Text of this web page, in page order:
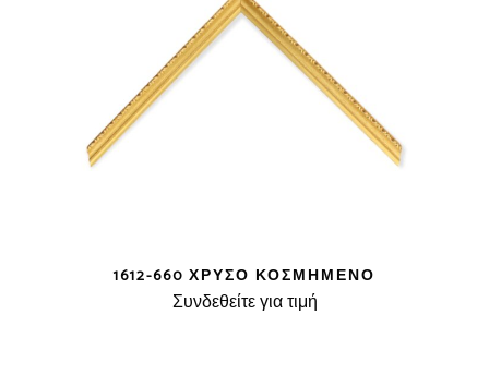
1612-660 ΧΡΥΣΌ ΚΟΣΜΗΜΈΝΟ
Συνδεθείτε για τιμή